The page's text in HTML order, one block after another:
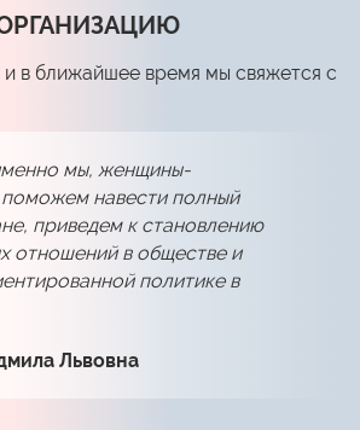
в ближайшее время мы свяжется с
мы, женщины-
навести полный
приведем к становлению
отношений в обществе и
политике в
Львовна